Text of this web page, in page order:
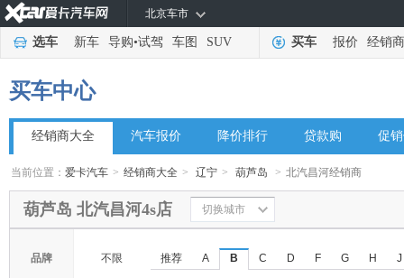
北京车市
选车 新车 导购•试驾 车图 SUV 买车 报价 经销商
买车中心
经销商大全 汽车报价 降价排行 贷款购 促
当前位置：爱卡汽车 > 经销商大全 > 辽宁 > 葫芦岛 > 北汽昌河经销商
葫芦岛 北汽昌河4s店 切换城市
品牌 不限 推荐 A B C D F G H J